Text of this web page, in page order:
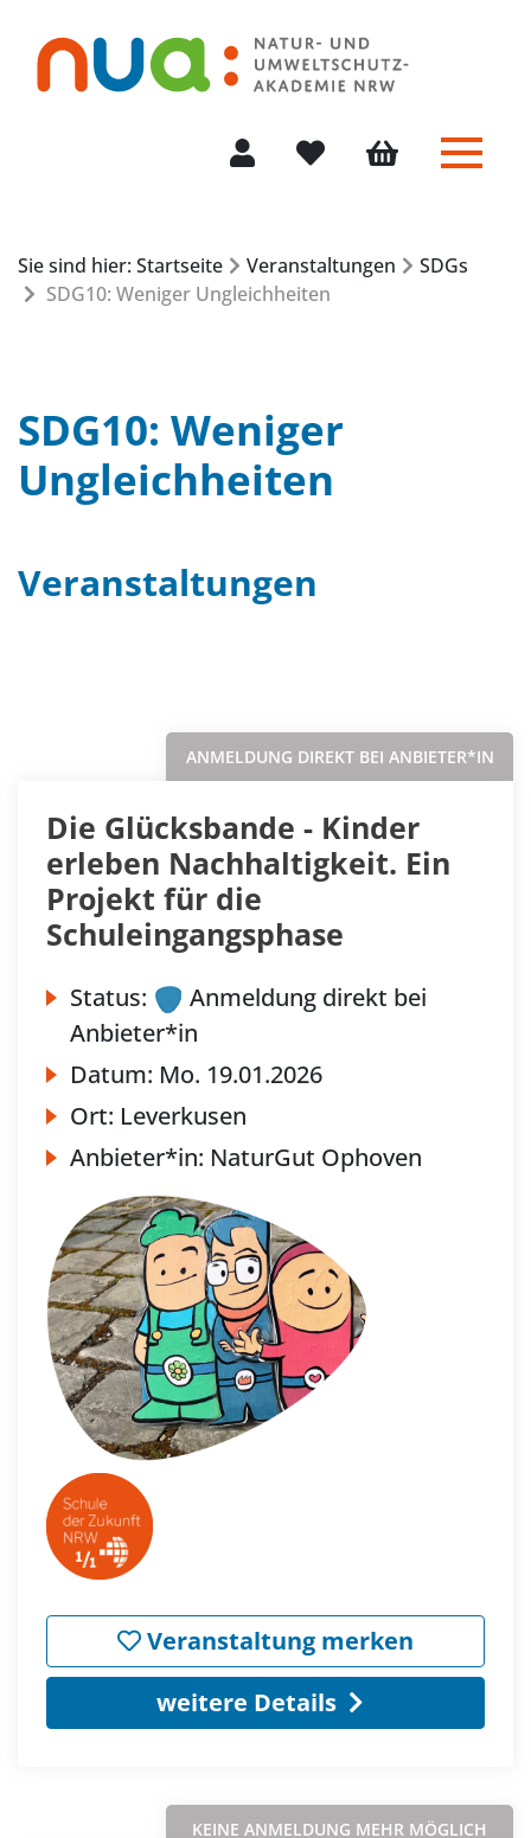
Menü
Sie sind hier: Startseite Veranstaltungen
SDGs
SDG10: Weniger Ungleichheiten
SDG10: Weniger
Ungleichheiten
Veranstaltungen
ANMELDUNG DIREKT BEI ANBIETER*IN
Die Glücksbande - Kinder
erleben Nachhaltigkeit. Ein
Projekt für die
Schuleingangsphase
Status:
Anmeldung direkt bei
Anbieter*in
Datum: Mo. 19.01.2026
Ort: Leverkusen
Anbieter*in: NaturGut Ophoven
Veranstaltung merken
weitere Details
KEINE ANMELDUNG MEHR MÖGLICH